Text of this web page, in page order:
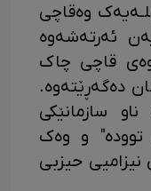
وه‌قاچی
ئه‌رته‌شه‌وه‌
قاچی چاک
ده‌گه‌ڕێته‌وه‌.
ناو سازمانێکی
تووده"‌ و وه‌ک
حیزبی